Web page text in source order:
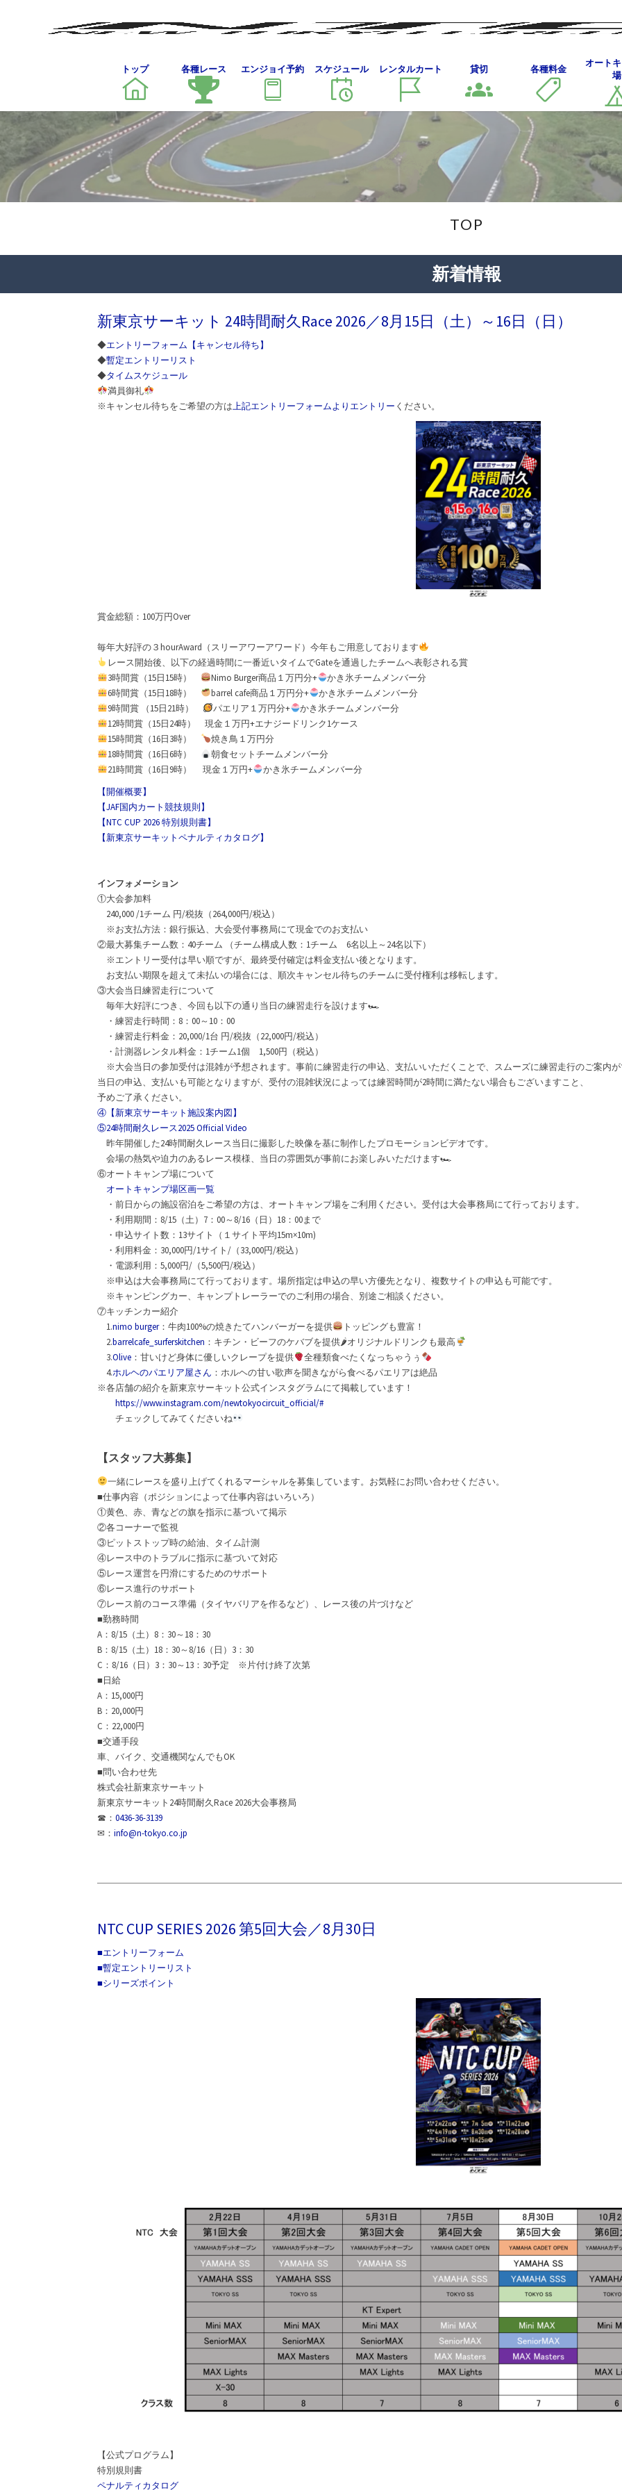
トップ 各種レース エンジョイ予約 スケジュール レンタルカート 貸切 各種料金
オート
場
TOP
新着情報
新東京サーキット 24時間耐久Race 2026／8月15日（土）～16日（日）
◆エントリーフォーム【キャンセル待ち】
◆暫定エントリーリスト
◆タイムスケジュール
満員御礼
※キャンセル待ちをご希望の方は上記エントリーフォームよりエントリー ください。
賞金総額：100万円Over
毎年大好評の３hourAward（スリーアワーアワード）今年もご用意しております
レース開始後、以下の経過時間に一番近いタイムでGateを通過したチームへ表彰される賞
3時間賞（15日15時）
Nimo Burger商品１万円分+
かき氷チームメンバー分
6時間賞（15日18時）
barrel cafe商品１万円分+
かき氷チームメンバー分
9時間賞 （15日21時）
パエリア１万円分+
かき氷チームメンバー分
12時間賞（15日24時） 現金１万円+エナジードリンク1ケース
15時間賞（16日3時）
焼き鳥１万円分
18時間賞（16日6時）
朝食セットチームメンバー分
21時間賞（16日9時） 現金１万円+
かき氷チームメンバー分
【開催概要】
【JAF国内カート競技規則】
【NTC CUP 2026 特別規則書】
【新東京サーキットペナルティカタログ】
インフォメーション
①大会参加料
240,000 /1チーム 円/税抜（264,000円/税込）
※お支払方法：銀行振込、大会受付事務局にて現金でのお支払い
②最大募集チーム数：40チーム （チーム構成人数：1チーム 6名以上～24名以下）
※エントリー受付は早い順ですが、最終受付確定は料金支払い後となります。
お支払い期限を超えて未払いの場合には、順次キャンセル待ちのチームに受付権利は移転します。
③大会当日練習走行について
毎年大好評につき、今回も以下の通り当日の練習走行を設けます🏎
・練習走行時間：8：00～10：00
・練習走行料金：20,000/1台 円/税抜（22,000円/税込）
・計測器レンタル料金：1チーム1個 1,500円（税込）
※大会当日の参加受付は混雑が予想されます。事前に練習走行の申込、支払いいただくことで、スムーズに練習走行のご案内
当日の申込、支払いも可能となりますが、受付の混雑状況によっては練習時間が2時間に満たない場合もございますこと、
予めご了承ください。
④【新東京サーキット施設案内図】
⑤24時間耐久レース2025 Official Video
昨年開催した24時間耐久レース当日に撮影した映像を基に制作したプロモーションビデオです。
会場の熱気や迫力のあるレース模様、当日の雰囲気が事前にお楽しみいただけます🏎
⑥オートキャンプ場について
オートキャンプ場区画一覧
・前日からの施設宿泊をご希望の方は、オートキャンプ場をご利用ください。受付は大会事務局にて行っております。
・利用期間：8/15（土）7：00～8/16（日）18：00まで
・申込サイト数：13サイト（１サイト平均15m×10m)
・利用料金：30,000円/1サイト/（33,000円/税込）
・電源利用：5,000円/（5,500円/税込）
※申込は大会事務局にて行っております。場所指定は申込の早い方優先となり、複数サイトの申込も可能です。
※キャンピングカー、キャンプトレーラーでのご利用の場合、別途ご相談ください。
⑦キッチンカー紹介
1.nimo burger：牛肉100%の焼きたてハンバーガーを提供
トッピングも豊富！
2.barrelcafe_surferskitchen ：キチン・ビーフのケバブを提供🌶オリジナルドリンクも最高
3.Olive ：甘いけど身体に優しいクレープを提供
全種類食べたくなっちゃうぅ
4.ホルヘのパエリア屋さん ：ホルヘの甘い歌声を聞きながら食べるパエリアは絶品
※各店舗の紹介を新東京サーキット公式インスタグラムにて掲載しています！
https://www.instagram.com/newtokyocircuit_official/#
チェックしてみてくださいね
【スタッフ大募集】
一緒にレースを盛り上げてくれるマーシャルを募集しています。お気軽にお問い合わせください。
■仕事内容（ポジションによって仕事内容はいろいろ）
①黄色、赤、青などの旗を指示に基づいて掲示
②各コーナーで監視
③ピットストップ時の給油、タイム計測
④レース中のトラブルに指示に基づいて対応
⑤レース運営を円滑にするためのサポート
⑥レース進行のサポート
⑦レース前のコース準備（タイヤバリアを作るなど）、レース後の片づけなど
■勤務時間
A：8/15（土）8：30～18：30
B：8/15（土）18：30～8/16（日）3：30
C：8/16（日）3：30～13：30予定 ※片付け終了次第
■日給
A：15,000円
B：20,000円
C：22,000円
■交通手段
車、バイク、交通機関なんでもOK
■問い合わせ先
株式会社新東京サーキット
新東京サーキット24時間耐久Race 2026大会事務局
☎： 0436-36-3139
✉： info@n-tokyo.co.jp
NTC CUP SERIES 2026 第5回大会／8月30日
■エントリーフォーム
■暫定エントリーリスト
■シリーズポイント
【公式プログラム】
特別規則書
ペナルティカタログ